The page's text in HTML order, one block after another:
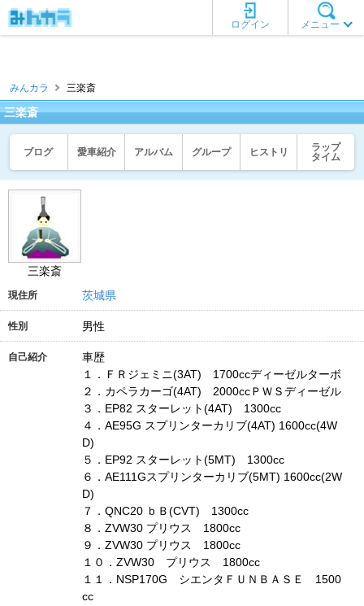
メニュー
ログイン
みんカラ 三楽斎
三楽斎
ブログ 愛車紹介 アルバム グループ ヒストリ
ラップ
タイム
三楽斎
現住所 茨城県
性別 男性
自己紹介
車歴
１．ＦＲジェミニ(3AT) 1700ccディーゼルターボ
２．カペラカーゴ(4AT) 2000ccＰＷＳディーゼル
３．EP82 スターレット(4AT) 1300cc
４．AE95G スプリンターカリブ(4AT) 1600cc(4W
D)
５．EP92 スターレット(5MT) 1300cc
６．AE111Gスプリンターカリブ(5MT) 1600cc(2W
D)
７．QNC20 ｂＢ(CVT) 1300cc
８．ZVW30 プリウス 1800cc
９．ZVW30 プリウス 1800cc
１０．ZVW30 プリウス 1800cc
１１．NSP170G シエンタＦＵＮＢＡＳＥ 1500
cc